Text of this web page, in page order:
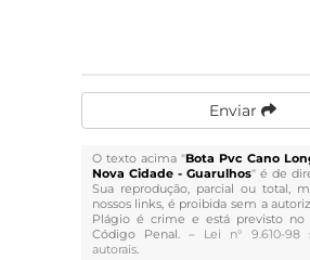
Enviar
O texto acima "Bota Pvc Cano
Nova Cidade - Guarulhos" é de
Sua reprodução, parcial ou total,
nossos links, é proibida sem a
Plágio é crime e está previsto no
Código Penal. – Lei n° 9.610-98
autorais.